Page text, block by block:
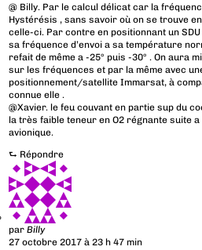
@ Billy. Par le calcul délicat car la
Hystérésis , sans savoir où on se trouve
celle-ci. Par contre en positionnant un
sa fréquence d’envoi a sa température
refait de même a -25° puis -30° . On aura
sur les fréquences et par la même avec
positionnement/satellite Immarsat, à
connue elle .
@Xavier. le feu couvant en partie sup du
la très faible teneur en O2 régnante suite
avionique.
⮑ Répondre
parBilly
27 octobre 2017 à 23 h 47 min